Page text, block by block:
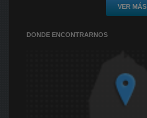
VER MÁS
DONDE ENCONTRARNOS